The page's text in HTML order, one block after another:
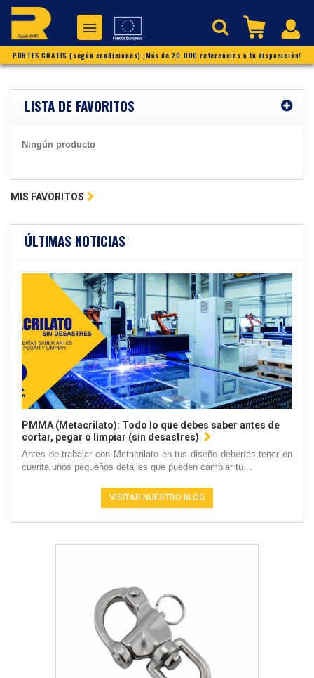
PORTES GRATIS (según condiciones) ¡Más de 20.000 referencias a tu disposición!
LISTA DE FAVORITOS
Ningún producto
MIS FAVORITOS
ÚLTIMAS NOTICIAS
PMMA (Metacrilato): Todo lo que debes saber antes de
cortar, pegar o limpiar (sin desastres)
Antes de trabajar con Metacrilato en tus diseño deberías tener en
cuenta unos pequeños detalles que pueden cambiar tu...
VISITAR NUESTRO BLOG